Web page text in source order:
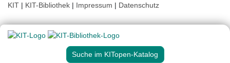
KIT | KIT-Bibliothek | Impressum | Datenschutz
Suche im KITopen-Katalog